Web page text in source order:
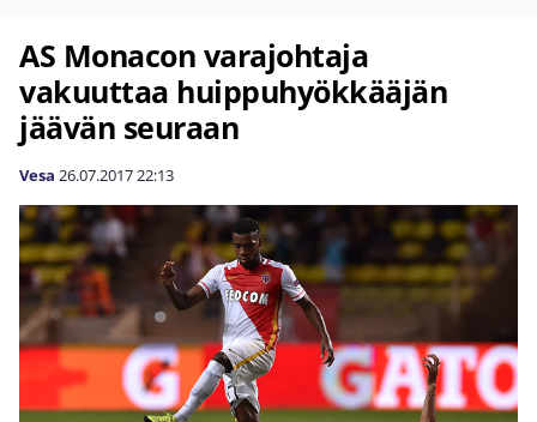
AS Monacon varajohtaja
vakuuttaa huippuhyökkääjän
jäävän seuraan
Vesa 26.07.201722:13